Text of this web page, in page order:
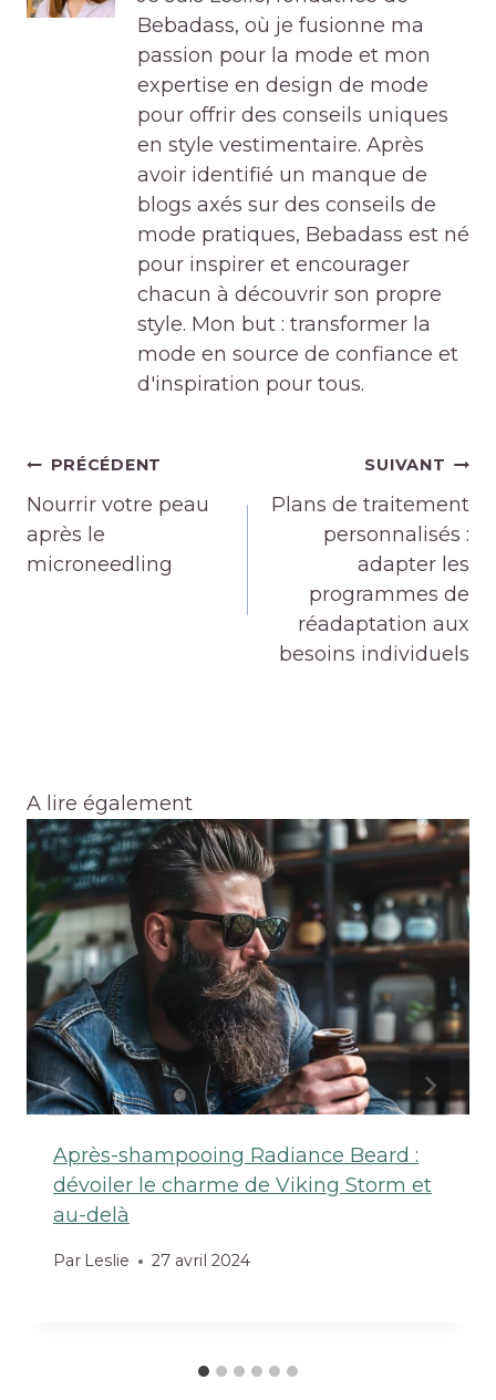
Bebadass, où je fusionne ma
passion pour la mode et mon
expertise en design de mode
pour offrir des conseils uniques
en style vestimentaire. Après
avoir identifié un manque de
blogs axés sur des conseils de
mode pratiques, Bebadass est né
pour inspirer et encourager
chacun à découvrir son propre
style. Mon but : transformer la
mode en source de confiance et
d'inspiration pour tous.
Navigation
de
l’article
PRÉCÉDENT
Nourrir votre peau
après le
microneedling
SUIVANT
Plans de traitement
personnalisés :
adapter les
programmes de
réadaptation aux
besoins individuels
A lire également
Après-shampooing Radiance Beard :
dévoiler le charme de Viking Storm et
au-delà
Par Leslie 27 avril 2024